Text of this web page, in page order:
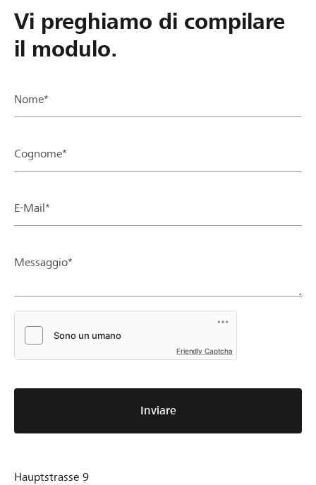
Vi preghiamo di compilare
il modulo.
Nome*
Cognome*
E-Mail*
Messaggio*
Friendly Captcha
Inviare
Hauptstrasse 9